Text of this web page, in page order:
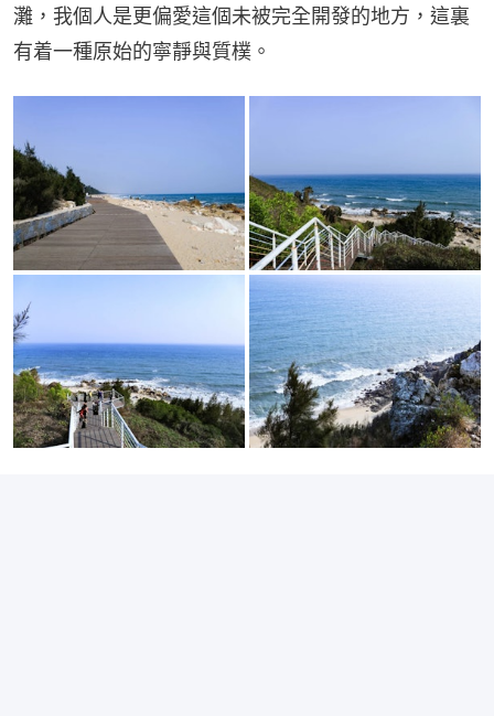
灘，我個人是更偏愛這個未被完全開發的地方，這裏
有着一種原始的寧靜與質樸。